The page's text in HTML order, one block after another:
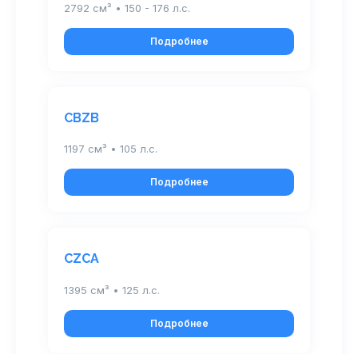
2792 см³ • 150 - 176 л.с.
Подробнее
CBZB
1197 см³ • 105 л.с.
Подробнее
CZCA
1395 см³ • 125 л.с.
Подробнее